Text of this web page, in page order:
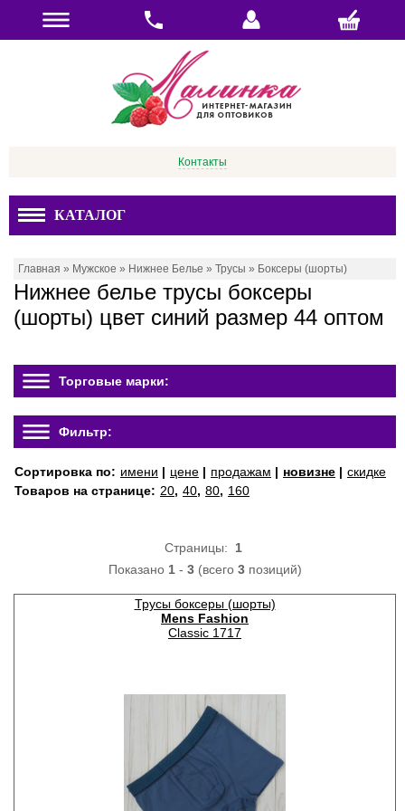
Контакты
КАТАЛОГ
Главная » Мужское » Нижнее Белье » Трусы » Боксеры (шорты)
Нижнее белье трусы боксеры
(шорты) цвет синий размер 44 оптом
Торговые марки:
Фильтр:
Сортировка по: имени | цене | продажам | новизне | скидке
Товаров на странице: 20, 40, 80, 160
Страницы: 1
Показано 1- 3(всего 3позиций)
Трусы боксеры (шорты)
Mens Fashion
Classic 1717